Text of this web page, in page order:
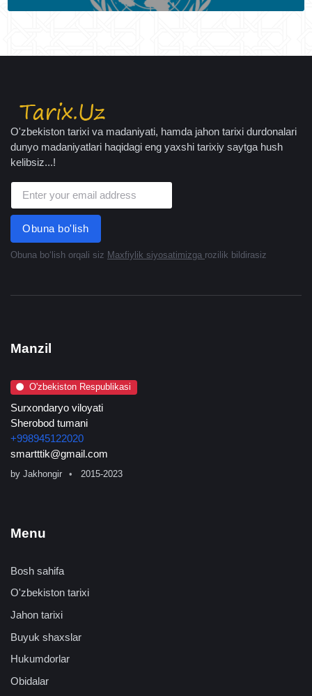
O'zbekiston tarixi va madaniyati, hamda jahon tarixi durdonalari
dunyo madaniyatlari haqidagi eng yaxshi tarixiy saytga hush
kelibsiz...!
Obuna bo'lish
Obuna boʻlish orqali siz Maxfiylik siyosatimizga rozilik bildirasiz
Manzil
O'zbekiston Respublikasi
Surxondaryo viloyati
Sherobod tumani
+998945122020
smartttik@gmail.com
by Jakhongir 2015-2023
Menu
Bosh sahifa
O'zbekiston tarixi
Jahon tarixi
Buyuk shaxslar
Hukumdorlar
Obidalar